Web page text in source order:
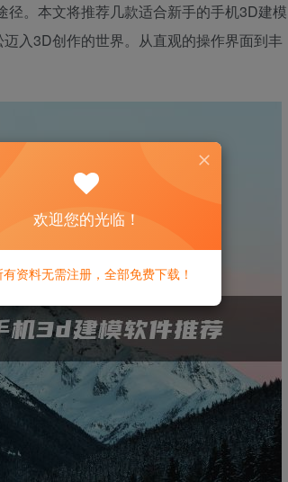
。本文将推荐几款适合新手的手机3D建模
入3D创作的世界。从直观的操作界面到丰
欢迎您的光临！
资料无需注册，全部免费下载！